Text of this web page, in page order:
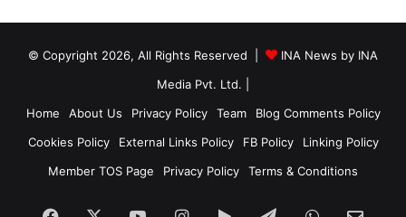
© Copyright 2026, All Rights Reserved |
INA News by INA
Media Pvt. Ltd.
Home
About Us Privacy Policy Team
Blog Comments Policy
Cookies Policy
External Links Policy FB Policy
Linking Policy
Member TOS Page
Privacy Policy Terms & Conditions